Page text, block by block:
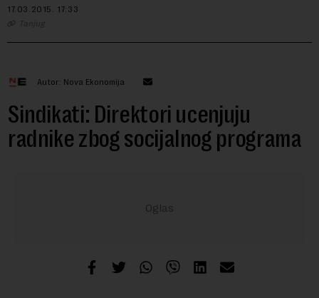
17.03.2015. 17:33
Tanjug
Autor: Nova Ekonomija
Sindikati: Direktori ucenjuju
radnike zbog socijalnog programa